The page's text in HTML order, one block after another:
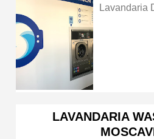
Lavandaria
LAVANDARIA